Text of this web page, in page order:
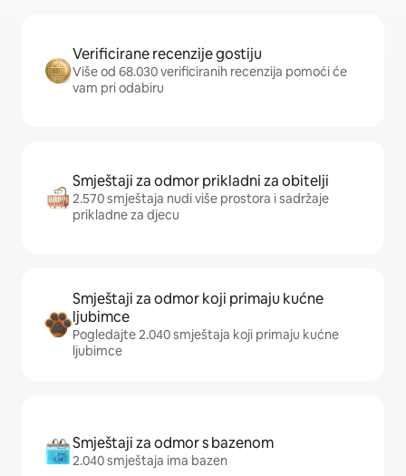
Verificirane recenzije gostiju
Više od 68.030 verificiranih recenzija pomoći će
vam pri odabiru
Smještaji za odmor prikladni za obitelji
2.570 smještaja nudi više prostora i sadržaje
prikladne za djecu
Smještaji za odmor koji primaju kućne
ljubimce
Pogledajte 2.040 smještaja koji primaju kućne
ljubimce
Smještaji za odmor s bazenom
2.040 smještaja ima bazen